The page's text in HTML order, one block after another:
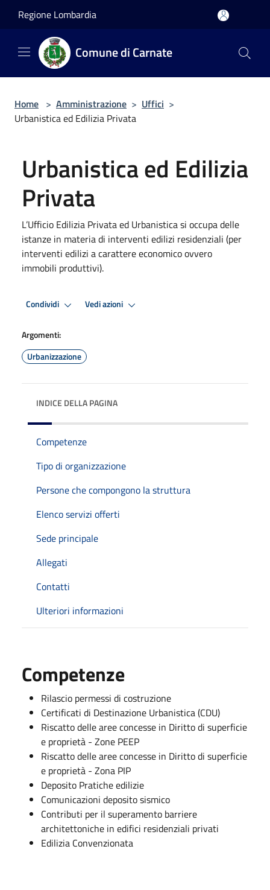
Regione Lombardia
Comune di Carnate
Home > Amministrazione > Uffici >
Urbanistica ed Edilizia Privata
Urbanistica ed Edilizia
Privata
L’Ufficio Edilizia Privata ed Urbanistica si occupa delle
istanze in materia di interventi edilizi residenziali (per
interventi edilizi a carattere economico ovvero
immobili produttivi).
Condividi Vedi azioni
Argomenti:
Urbanizzazione
INDICE DELLA PAGINA
Competenze
Tipo di organizzazione
Persone che compongono la struttura
Elenco servizi offerti
Sede principale
Allegati
Contatti
Ulteriori informazioni
Competenze
Rilascio permessi di costruzione
Certificati di Destinazione Urbanistica (CDU)
Riscatto delle aree concesse in Diritto di superficie
e proprietà - Zone PEEP
Riscatto delle aree concesse in Diritto di superficie
e proprietà - Zona PIP
Deposito Pratiche edilizie
Comunicazioni deposito sismico
Contributi per il superamento barriere
architettoniche in edifici residenziali privati
Edilizia Convenzionata